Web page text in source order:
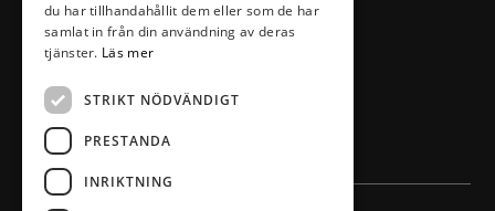
info@vaxjocity.com
du har tillhandahållit dem eller som de har
samlat in från din användning av deras
tjänster. Läs mer
STRIKT NÖDVÄNDIGT
PRESTANDA
INRIKTNING